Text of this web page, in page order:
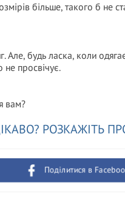
більше, такого б не
Але, будь ласка, коли
не просвічує.
вам?
РОЗКАЖІТЬ
Поділитися в